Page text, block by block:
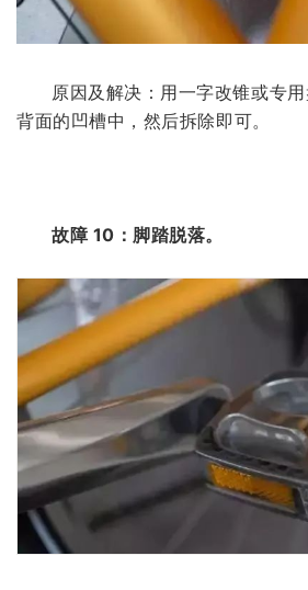
原因及解决：用一字改锥或专
背面的凹槽中，然后拆除即可。
故障 10：脚踏脱落。